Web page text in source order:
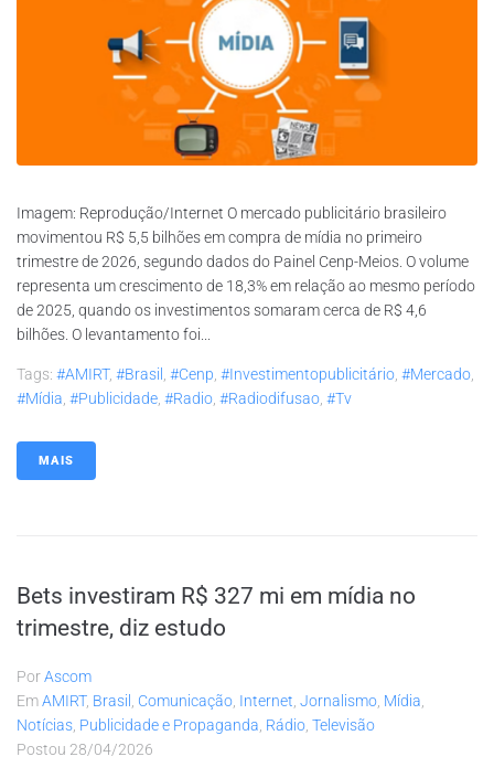
Imagem: Reprodução/Internet O mercado publicitário brasileiro
movimentou R$ 5,5 bilhões em compra de mídia no primeiro
trimestre de 2026, segundo dados do Painel Cenp-Meios. O volume
representa um crescimento de 18,3% em relação ao mesmo período
de 2025, quando os investimentos somaram cerca de R$ 4,6
bilhões. O levantamento foi...
Tags: #AMIRT, #brasil , #cenp, #investimentopublicitário, #mercado,
#mídia, #publicidade, #radio, #radiodifusao, #tv
MAIS
Bets investiram R$ 327 mi em mídia no
trimestre, diz estudo
PorAscom
EmAMIRT, Brasil , Comunicação, Internet, Jornalismo, Mídia,
Notícias, Publicidade e Propaganda, Rádio, Televisão
Postou 28/04/2026